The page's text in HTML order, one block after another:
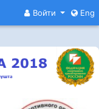
Войти Eng